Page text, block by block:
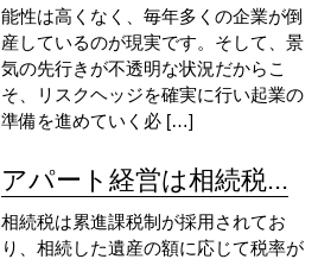
能性は高くなく、毎年多くの企業が倒
産しているのが現実です。そして、景
気の先行きが不透明な状況だからこ
そ、リスクヘッジを確実に行い起業の
準備を進めていく必 […]
アパート経営は相続税...
相続税は累進課税制が採用されてお
り、相続した遺産の額に応じて税率が